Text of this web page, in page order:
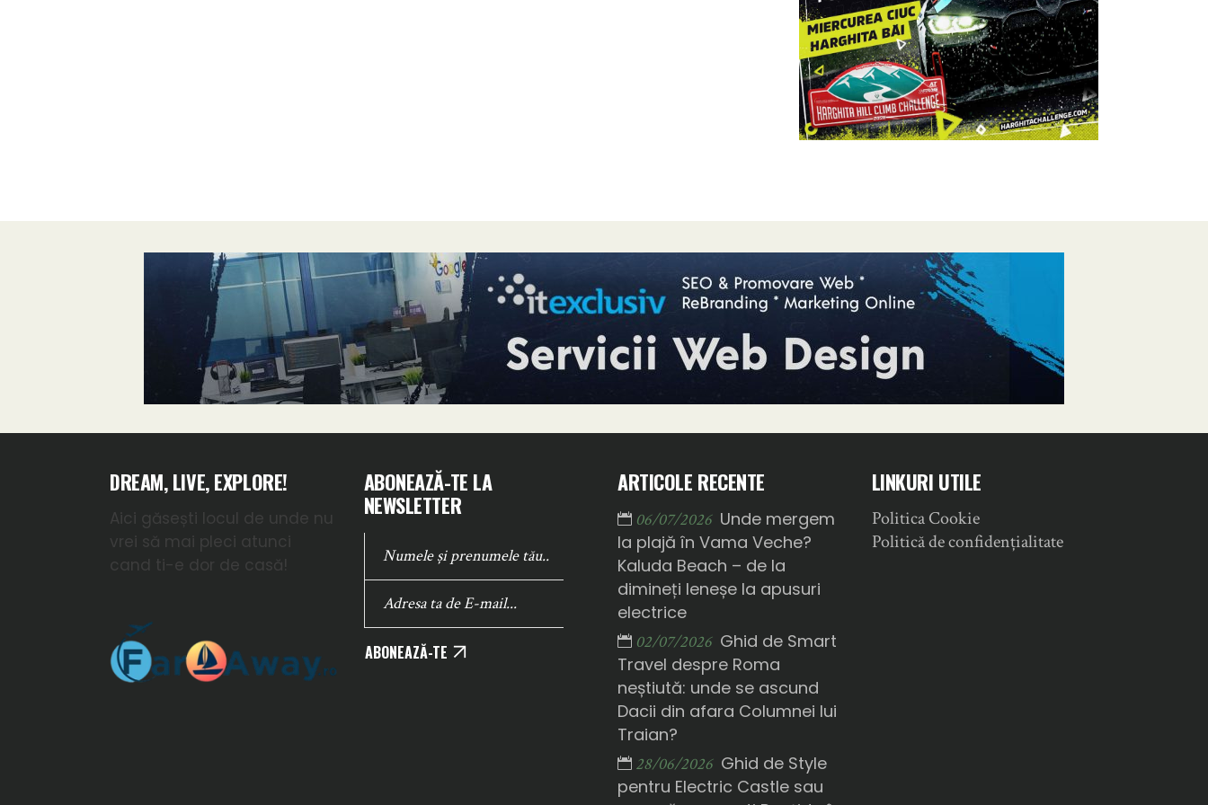
DREAM, LIVE, EXPLORE!
Aici găsești locul de unde nu
vrei să mai pleci atunci
cand ti-e dor de casă!
ABONEAZĂ-TE LA
NEWSLETTER
ABONEAZĂ-TE
ARTICOLE RECENTE
06/07/2026 Unde mergem
la plajă în Vama Veche?
Kaluda Beach – de la
dimineți leneșe la apusuri
electrice
02/07/2026 Ghid de Smart
Travel despre Roma
neștiută: unde se ascund
Dacii din afara Columnei lui
Traian?
28/06/2026 Ghid de Style
pentru Electric Castle sau
LINKURI UTILE
Politica Cookie
Politică de confidențialitate